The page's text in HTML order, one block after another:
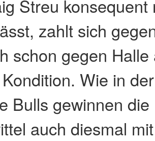
Streu
zahlt sich
schon gegen
Wie in
Bulls gewinnen
auch diesmal